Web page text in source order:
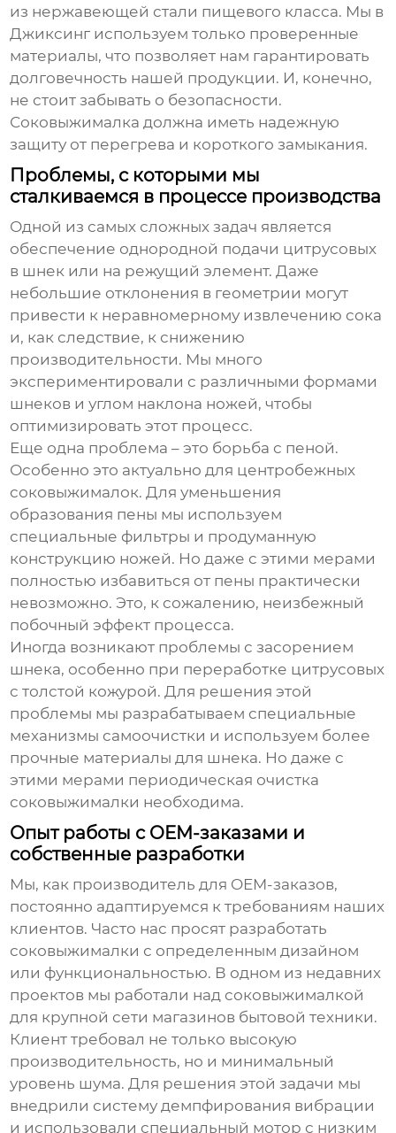
из нержавеющей стали пищевого класса. Мы в
Джиксинг используем только проверенные
материалы, что позволяет нам гарантировать
долговечность нашей продукции. И, конечно,
не стоит забывать о безопасности.
Соковыжималка должна иметь надежную
защиту от перегрева и короткого замыкания.
Проблемы, с которыми мы
сталкиваемся в процессе производства
Одной из самых сложных задач является
обеспечение однородной подачи цитрусовых
в шнек или на режущий элемент. Даже
небольшие отклонения в геометрии могут
привести к неравномерному извлечению сока
и, как следствие, к снижению
производительности. Мы много
экспериментировали с различными формами
шнеков и углом наклона ножей, чтобы
оптимизировать этот процесс.
Еще одна проблема – это борьба с пеной.
Особенно это актуально для центробежных
соковыжималок. Для уменьшения
образования пены мы используем
специальные фильтры и продуманную
конструкцию ножей. Но даже с этими мерами
полностью избавиться от пены практически
невозможно. Это, к сожалению, неизбежный
побочный эффект процесса.
Иногда возникают проблемы с засорением
шнека, особенно при переработке цитрусовых
с толстой кожурой. Для решения этой
проблемы мы разрабатываем специальные
механизмы самоочистки и используем более
прочные материалы для шнека. Но даже с
этими мерами периодическая очистка
соковыжималки необходима.
Опыт работы с OEM-заказами и
собственные разработки
Мы, как производитель для OEM-заказов,
постоянно адаптируемся к требованиям наших
клиентов. Часто нас просят разработать
соковыжималки с определенным дизайном
или функциональностью. В одном из недавних
проектов мы работали над соковыжималкой
для крупной сети магазинов бытовой техники.
Клиент требовал не только высокую
производительность, но и минимальный
уровень шума. Для решения этой задачи мы
внедрили систему демпфирования вибрации
и использовали специальный мотор с низким